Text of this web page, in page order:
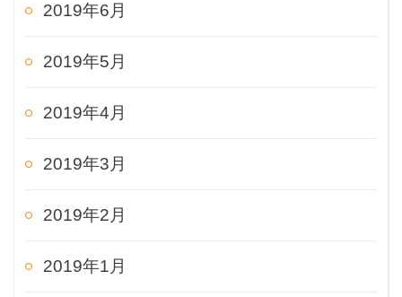
2019年6月
2019年5月
2019年4月
2019年3月
2019年2月
2019年1月